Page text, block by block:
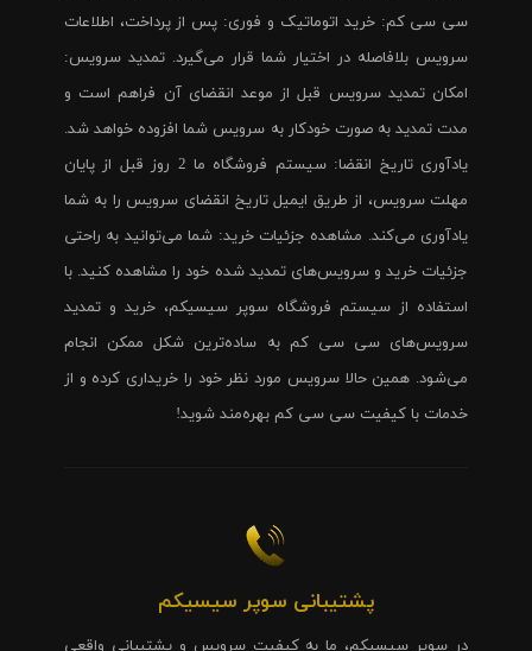
سی سی کم: خرید اتوماتیک و فوری: پس از پرداخت، اطلاعات
سرویس بلافاصله در اختیار شما قرار می‌گیرد. تمدید سرویس:
امکان تمدید سرویس قبل از موعد انقضای آن فراهم است و
مدت تمدید به صورت خودکار به سرویس شما افزوده خواهد شد.
یادآوری تاریخ انقضا: سیستم فروشگاه ما 2 روز قبل از پایان
مهلت سرویس، از طریق ایمیل تاریخ انقضای سرویس را به شما
یادآوری می‌کند. مشاهده جزئیات خرید: شما می‌توانید به راحتی
جزئیات خرید و سرویس‌های تمدید شده خود را مشاهده کنید. با
استفاده از سیستم فروشگاه سوپر سیسیکم، خرید و تمدید
سرویس‌های سی سی کم به ساده‌ترین شکل ممکن انجام
می‌شود. همین حالا سرویس مورد نظر خود را خریداری کرده و از
خدمات با کیفیت سی سی کم بهره‌مند شوید!
پشتیبانی سوپر سیسیکم